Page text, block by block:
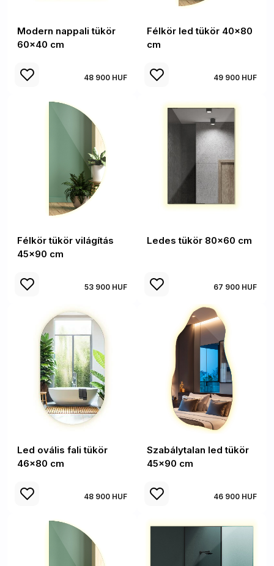
Modern nappali tükör
60x40 cm
48 900 HUF
Félkör led tükör 40x80
cm
49 900 HUF
Félkör tükör világítás
45x90 cm
53 900 HUF
Ledes tükör 80x60 cm
67 900 HUF
Led ovális fali tükör
46x80 cm
48 900 HUF
Szabálytalan led tükör
45x90 cm
46 900 HUF